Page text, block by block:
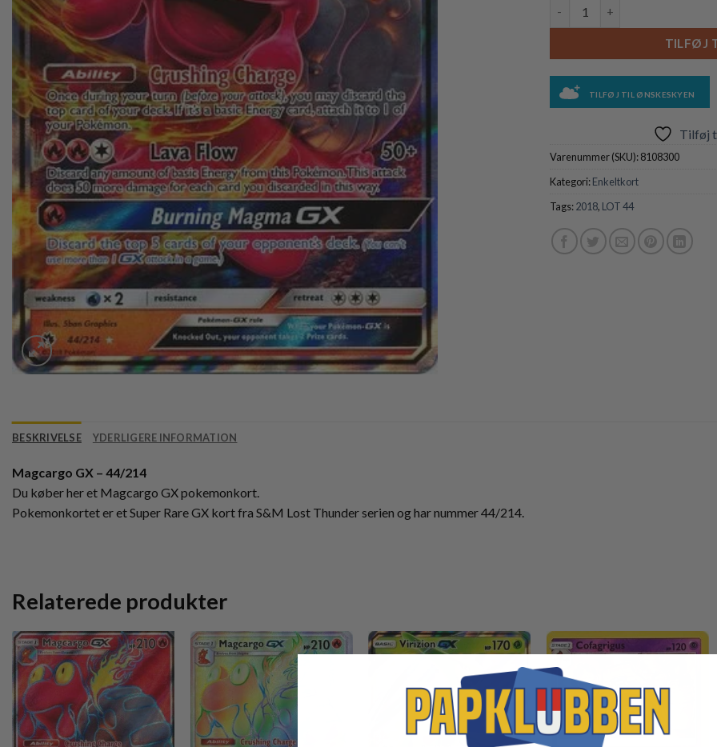
TILFØJ
TILFØJ TIL ØNSKESKYEN
Tilføj
Varenummer (SKU):8108300
Kategori:Enkeltkort
Tags:2018, LOT 44
BESKRIVELSE YDERLIGERE INFORMATION
Magcargo GX – 44/214
Du køber her et Magcargo GX pokemonkort.
Pokemonkortet er et Super Rare GX kort fra S&M Lost Thunder serien og har nummer 44/214.
Relaterede produkter